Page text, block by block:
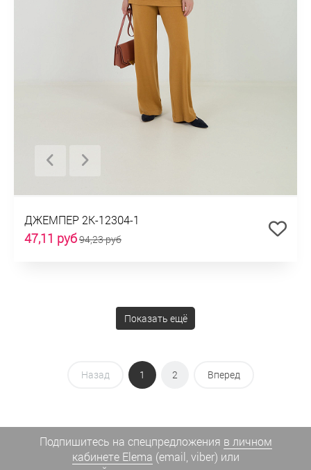
ДЖЕМПЕР 2К-12304-1
47,11 руб94,23 руб
Показать ещё
Назад 1 2 Вперед
Подпишитесь на спецпредложения в личном
кабинете Elema (email, viber) или